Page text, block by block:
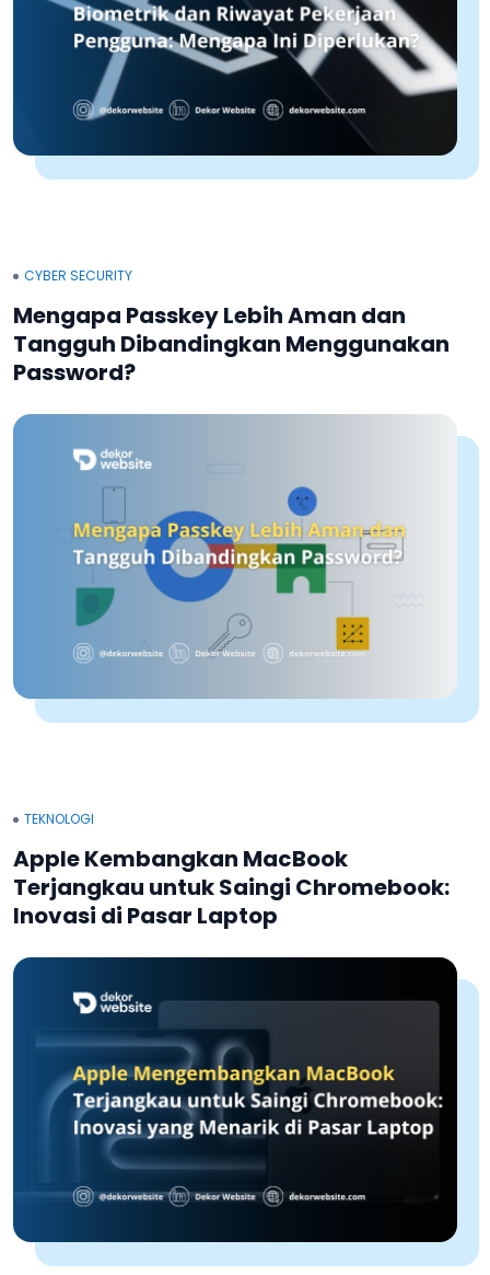
CYBER SECURITY
Mengapa Passkey Lebih Aman dan
Tangguh Dibandingkan Menggunakan
Password?
TEKNOLOGI
Apple Kembangkan MacBook
Terjangkau untuk Saingi Chromebook:
Inovasi di Pasar Laptop